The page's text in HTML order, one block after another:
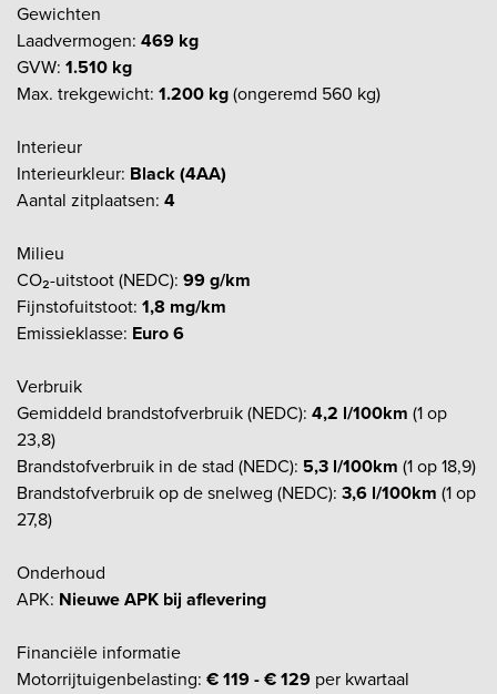
Gewichten
Laadvermogen: 469 kg
GVW: 1.510 kg
Max. trekgewicht: 1.200 kg(ongeremd 560 kg)
Interieur
Interieurkleur: Black (4AA)
Aantal zitplaatsen: 4
Milieu
CO₂-uitstoot (NEDC): 99 g/km
Fijnstofuitstoot: 1,8 mg/km
Emissieklasse: Euro 6
Verbruik
Gemiddeld brandstofverbruik (NEDC): 4,2 l/100km (1 op
23,8)
Brandstofverbruik in de stad (NEDC): 5,3 l/100km (1 op 18,9)
Brandstofverbruik op de snelweg (NEDC): 3,6 l/100km (1 op
27,8)
Onderhoud
APK: Nieuwe APK bij aflevering
Financiële informatie
Motorrijtuigenbelasting: € 119 - € 129 per kwartaal